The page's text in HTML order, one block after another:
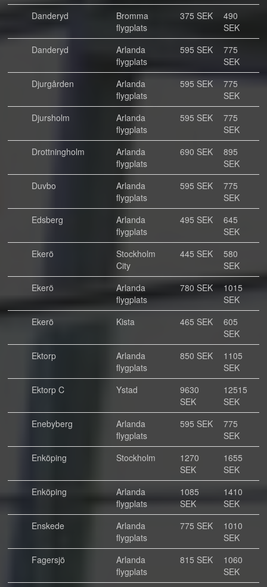
Danderyd
Bromma
flygplats
375 SEK
490
SEK
Danderyd
Arlanda
flygplats
595 SEK
775
SEK
Djurgården
Arlanda
flygplats
595 SEK
775
SEK
Djursholm
Arlanda
flygplats
595 SEK
775
SEK
Drottningholm
Arlanda
flygplats
690 SEK
895
SEK
Duvbo
Arlanda
flygplats
595 SEK
775
SEK
Edsberg
Arlanda
flygplats
495 SEK
645
SEK
Ekerö
Stockholm
City
445 SEK
580
SEK
Ekerö
Arlanda
flygplats
780 SEK
1015
SEK
Ekerö
Kista 465 SEK
605
SEK
Ektorp
Arlanda
flygplats
850 SEK
1105
SEK
Ektorp C
Ystad
9630
SEK
12515
SEK
Enebyberg
Arlanda
flygplats
595 SEK
775
SEK
Enköping
Stockholm
1270
SEK
1655
SEK
Enköping
Arlanda
flygplats
1085
SEK
1410
SEK
Enskede
Arlanda
flygplats
775 SEK
1010
SEK
Fagersjö
Arlanda
flygplats
815 SEK
1060
SEK